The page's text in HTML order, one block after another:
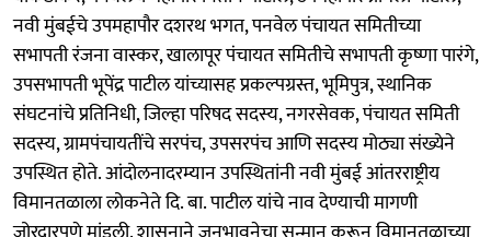
नवी मुंबईचे उपमहापौर दशरथ भगत, पनवेल पंचायत समितीच्या
सभापती रंजना वास्कर, खालापूर पंचायत समितीचे सभापती कृष्णा पारंगे,
उपसभापती भूपेंद्र पाटील यांच्यासह प्रकल्पग्रस्त, भूमिपुत्र, स्थानिक
संघटनांचे प्रतिनिधी, जिल्हा परिषद सदस्य, नगरसेवक, पंचायत समिती
सदस्य, ग्रामपंचायतींचे सरपंच, उपसरपंच आणि सदस्य मोठ्या संख्येने
उपस्थित होते. आंदोलनादरम्यान उपस्थितांनी नवी मुंबई आंतरराष्ट्रीय
विमानतळाला लोकनेते दि. बा. पाटील यांचे नाव देण्याची मागणी